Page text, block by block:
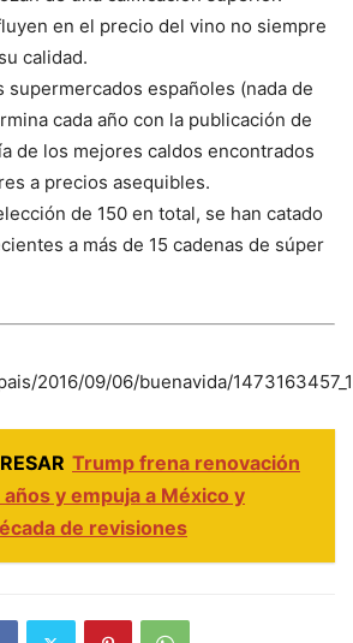
en el precio del vino no siempre
calidad.
españoles (nada de
cada año con la publicación de
de los mejores caldos encontrados
a precios asequibles.
de 150 en total, se han catado
a más de 15 cadenas de súper
2016/09/06/buenavida/
Trump frena renovación
y empuja a México y
de revisiones